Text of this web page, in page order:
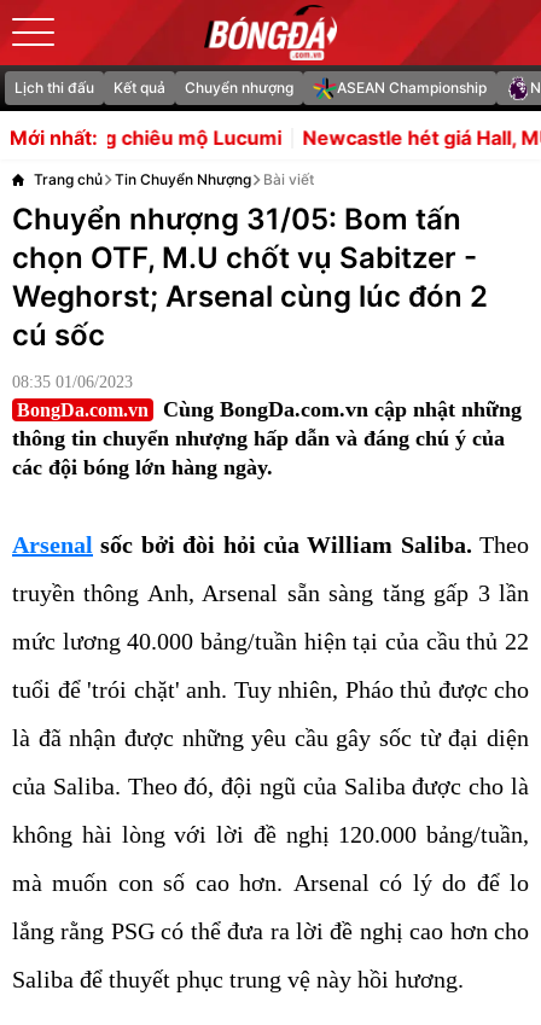
Lịch thi đấu Kết quả Chuyển nhượng ASEAN Championship
Mới nhất:
mộ Lucumi Newcastle hét giá Hall, MU chuyển hướng
Trang chủ Tin Chuyển Nhượng Bài viết
Chuyển nhượng 31/05: Bom tấn
chọn OTF, M.U chốt vụ Sabitzer -
Weghorst; Arsenal cùng lúc đón 2
cú sốc
08:35 01/06/2023
BongDa.com.vn
Cùng BongDa.com.vn cập nhật những
thông tin chuyển nhượng hấp dẫn và đáng chú ý của
các đội bóng lớn hàng ngày.
Arsenal sốc bởi đòi hỏi của William Saliba. Theo
truyền thông Anh, Arsenal sẵn sàng tăng gấp 3 lần
mức lương 40.000 bảng/tuần hiện tại của cầu thủ 22
tuổi để 'trói chặt' anh. Tuy nhiên, Pháo thủ được cho
là đã nhận được những yêu cầu gây sốc từ đại diện
của Saliba. Theo đó, đội ngũ của Saliba được cho là
không hài lòng với lời đề nghị 120.000 bảng/tuần,
mà muốn con số cao hơn. Arsenal có lý do để lo
lắng rằng PSG có thể đưa ra lời đề nghị cao hơn cho
Saliba để thuyết phục trung vệ này hồi hương.